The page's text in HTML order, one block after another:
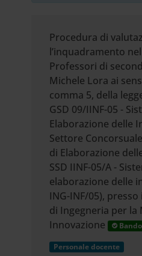
Procedura di
l’inquadramento
Professori di
Michele Lora ai
comma 5, della
GSD 09/IINF-05 -
Elaborazione delle
Settore
di Elaborazione
SSD IINF-05/A -
elaborazione delle
ING-INF/05),
di Ingegneria per la
Innovazione
Personale docente